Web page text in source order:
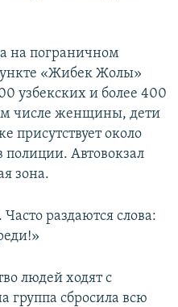
на пограничном
«Жибек Жолы»
узбекских и более 400
числе женщины, дети
присутствует около
полиции. Автовокзал
зона.
раздаются слова:
людей ходят с
сбросила всю